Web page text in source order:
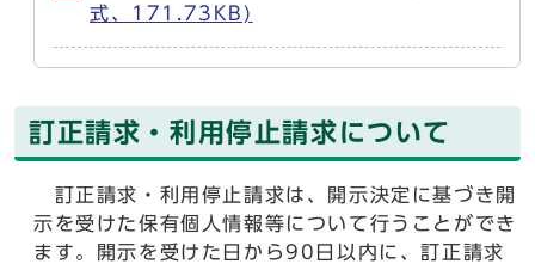
式、171.73KB)
訂正請求・利用停止請求について
訂正請求・利用停止請求は、開示決定に基づき開
示を受けた保有個人情報等について行うことができ
ます。開示を受けた日から90日以内に、訂正請求